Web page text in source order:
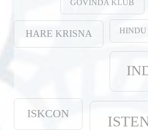
GOVINDA KLUB
HARE KRISNA HINDU
ISKCON